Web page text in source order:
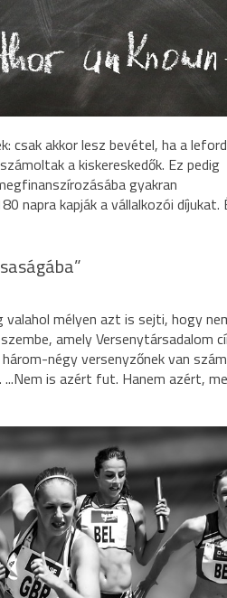
csak akkor lesz bevétel, ha a
a kiskereskedők. Ez pedig
gyakran
napra kapják a vállalkozói díjukat.
mélyen azt is sejti, hogy
amely Versenytársadalom
négy versenyzőnek van
is azért fut. Hanem azért,